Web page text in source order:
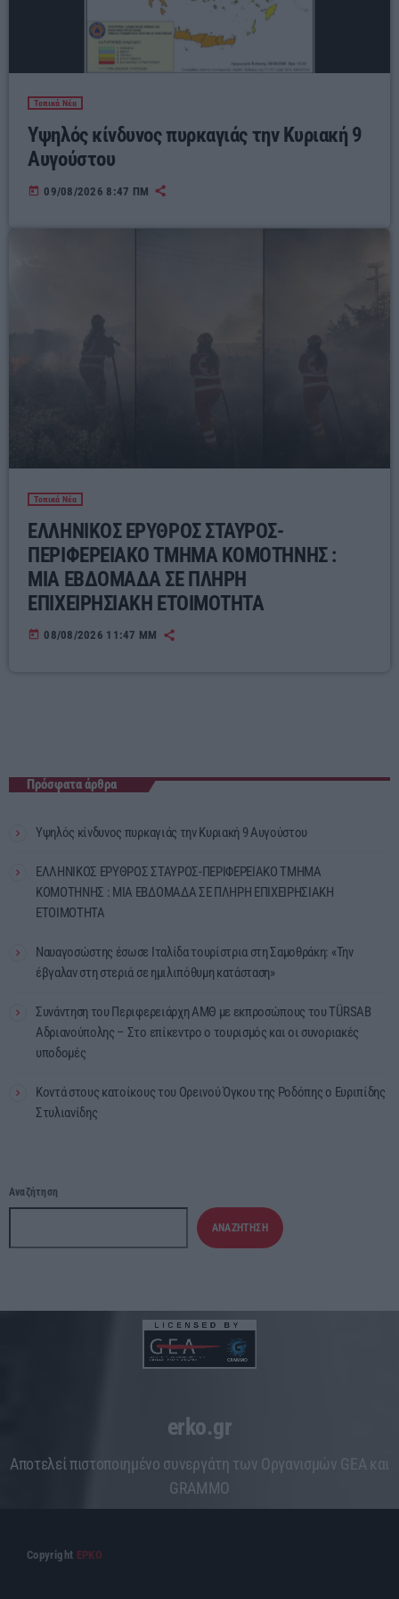
Τοπικά Νέα
Υψηλός κίνδυνος πυρκαγιάς την Κυριακή 9
Αυγούστου
today 09/08/2026 8:47 ΠΜ
Τοπικά Νέα
ΕΛΛΗΝΙΚΟΣ ΕΡΥΘΡΟΣ ΣΤΑΥΡΟΣ-
ΠΕΡΙΦΕΡΕΙΑΚΟ ΤΜΗΜΑ ΚΟΜΟΤΗΝΗΣ :
ΜΙΑ ΕΒΔΟΜΑΔΑ ΣΕ ΠΛΗΡΗ
ΕΠΙΧΕΙΡΗΣΙΑΚΗ ΕΤΟΙΜΟΤΗΤΑ
today 08/08/2026 11:47 ΜΜ
Πρόσφατα άρθρα
Υψηλός κίνδυνος πυρκαγιάς την Κυριακή 9 Αυγούστου
ΕΛΛΗΝΙΚΟΣ ΕΡΥΘΡΟΣ ΣΤΑΥΡΟΣ-ΠΕΡΙΦΕΡΕΙΑΚΟ ΤΜΗΜΑ
ΚΟΜΟΤΗΝΗΣ : ΜΙΑ ΕΒΔΟΜΑΔΑ ΣΕ ΠΛΗΡΗ ΕΠΙΧΕΙΡΗΣΙΑΚΗ
ΕΤΟΙΜΟΤΗΤΑ
Ναυαγοσώστης έσωσε Ιταλίδα τουρίστρια στη Σαμοθράκη: «Την
έβγαλαν στη στεριά σε ημιλιπόθυμη κατάσταση»
Συνάντηση του Περιφερειάρχη ΑΜΘ με εκπροσώπους του TÜRSAB
Αδριανούπολης – Στο επίκεντρο ο τουρισμός και οι συνοριακές
υποδομές
Κοντά στους κατοίκους του Ορεινού Όγκου της Ροδόπης ο Ευριπίδης
Στυλιανίδης
Αναζήτηση
ΑΝΑΖΉΤΗΣΗ
erko.gr
Aποτελεί πιστοποιημένο συνεργάτη των Οργανισμών GEA και
GRAMMO
Copyright ΕΡΚΟ